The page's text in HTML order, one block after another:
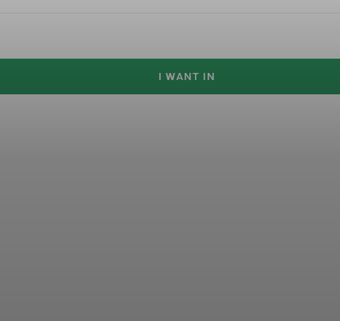
I WANT IN